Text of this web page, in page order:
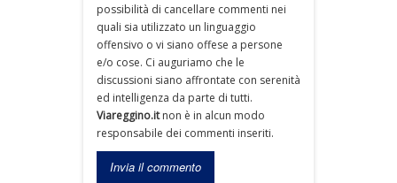
possibilità di cancellare commenti nei
quali sia utilizzato un linguaggio
offensivo o vi siano offese a persone
e/o cose. Ci auguriamo che le
discussioni siano affrontate con serenità
ed intelligenza da parte di tutti.
Viareggino.itnon è in alcun modo
responsabile dei commenti inseriti.